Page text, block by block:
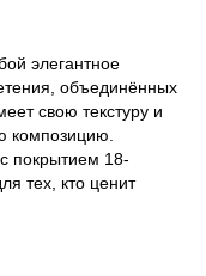
элегантное
объединённых
свою текстуру и
композицию.
покрытием 18-
тех, кто ценит